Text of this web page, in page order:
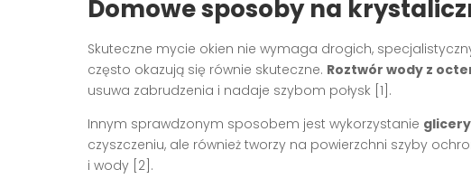
Domowe sposoby na
Skuteczne mycie okien nie wymaga drogich,
często okazują się równie skuteczne. Roztwór wody z
usuwa zabrudzenia i nadaje szybom połysk [1].
Innym sprawdzonym sposobem jest wykorzystanie
czyszczeniu, ale również tworzy na powierzchni szyby
i wody [2].